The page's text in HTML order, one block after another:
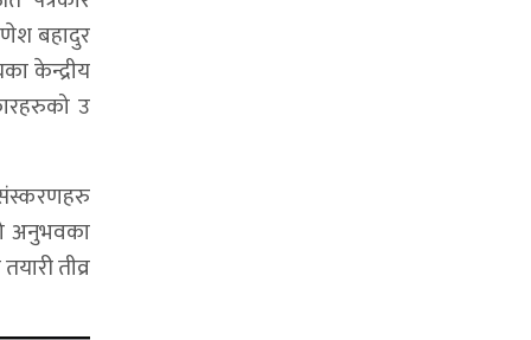
बहादुर
केन्द्रीय
उ
संस्करणहरु
अनुभवका
तीव्र